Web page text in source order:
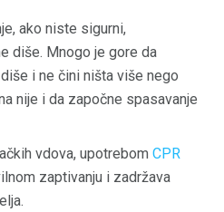
ako niste sigurni,
diše. Mnogo je gore da
i ne čini ništa više nego
nije i da započne spasavanje
vdova, upotrebom CPR
zaptivanju i zadržava